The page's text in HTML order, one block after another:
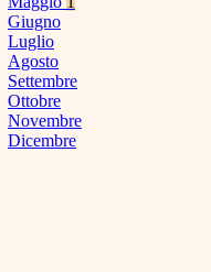
Giugno
Luglio
Agosto
Settembre
Ottobre
Novembre
Dicembre